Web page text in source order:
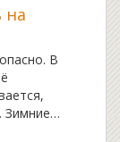
на
В
Зимние